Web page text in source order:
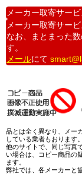
メーカー取寄サー
メーカー取寄サー
なお、まとまった
す。
メールにて
品とは全く異なり、メー
している業者もおります。
他のサイトで、同じ写真
い場合は、コピー商品の
ます。
弊社では、各メーカーと